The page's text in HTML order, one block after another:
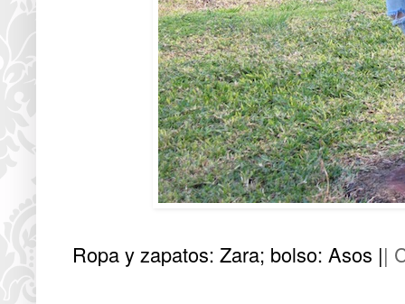
Ropa y zapatos: Zara; bolso: Asos ||